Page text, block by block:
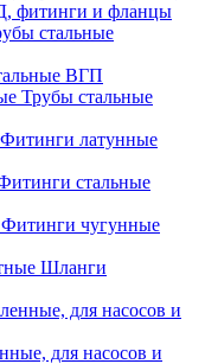
фитинги и фланцы
стальные
ВГП
Трубы стальные
Фитинги латунные
стальные
Фитинги чугунные
Шланги
для насосов и